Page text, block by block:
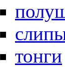
тонги